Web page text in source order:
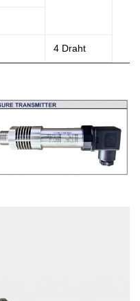
4 Draht